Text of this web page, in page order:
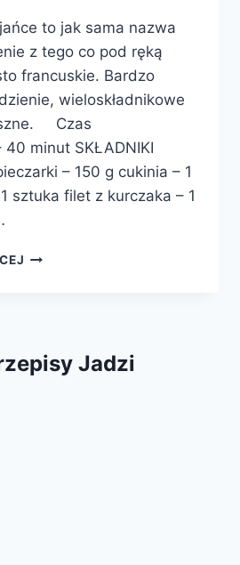
to jak sama nazwa
z tego co pod ręką
francuskie. Bardzo
wieloskładnikowe
Czas
minut SKŁADNIKI
– 150 g cukinia – 1
sztuka filet z kurczaka – 1
FRANCUSKIE
Jadzi